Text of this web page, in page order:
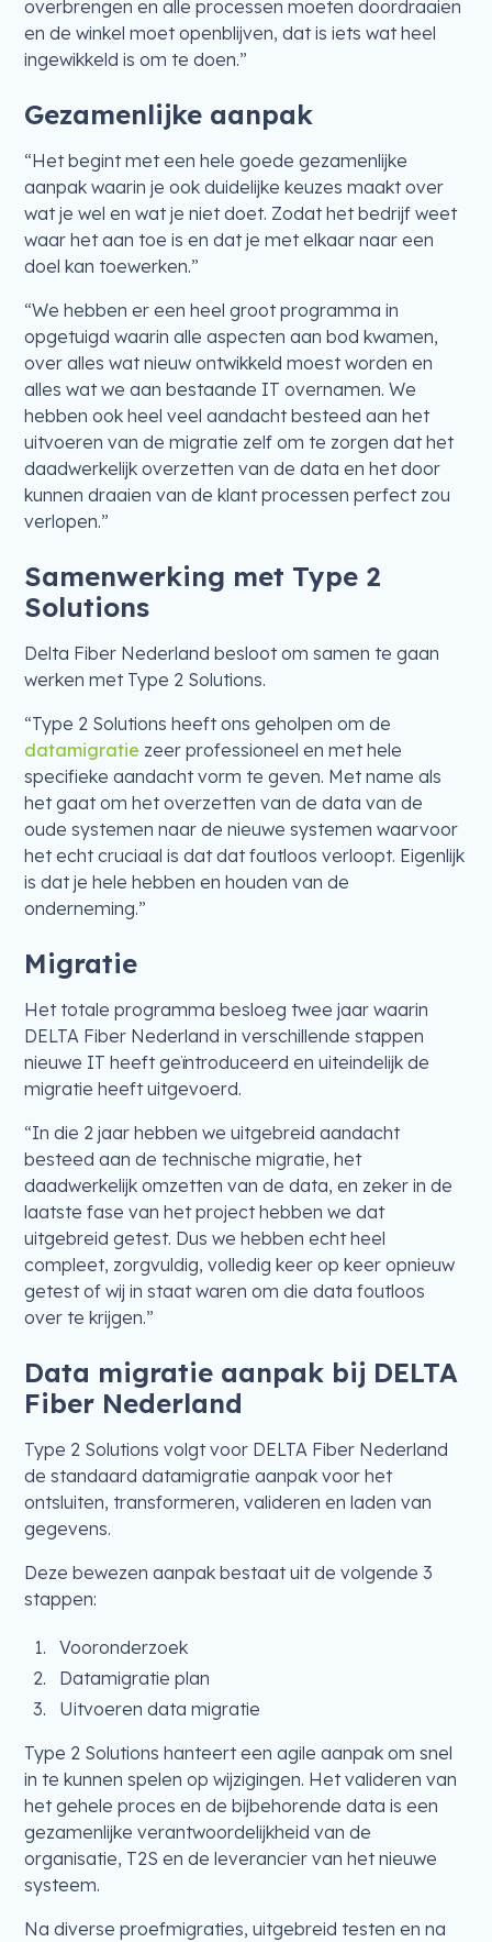
overbrengen en alle processen moeten doordraaien
en de winkel moet openblijven, dat is iets wat heel
ingewikkeld is om te doen.”
Gezamenlijke aanpak
“Het begint met een hele goede gezamenlijke
aanpak waarin je ook duidelijke keuzes maakt over
wat je wel en wat je niet doet. Zodat het bedrijf weet
waar het aan toe is en dat je met elkaar naar een
doel kan toewerken.”
“We hebben er een heel groot programma in
opgetuigd waarin alle aspecten aan bod kwamen,
over alles wat nieuw ontwikkeld moest worden en
alles wat we aan bestaande IT overnamen. We
hebben ook heel veel aandacht besteed aan het
uitvoeren van de migratie zelf om te zorgen dat het
daadwerkelijk overzetten van de data en het door
kunnen draaien van de klant processen perfect zou
verlopen.”
Samenwerking met Type 2
Solutions
Delta Fiber Nederland besloot om samen te gaan
werken met Type 2 Solutions.
“Type 2 Solutions heeft ons geholpen om de
datamigratie zeer professioneel en met hele
specifieke aandacht vorm te geven. Met name als
het gaat om het overzetten van de data van de
oude systemen naar de nieuwe systemen waarvoor
het echt cruciaal is dat dat foutloos verloopt. Eigenlijk
is dat je hele hebben en houden van de
onderneming.”
Migratie
Het totale programma besloeg twee jaar waarin
DELTA Fiber Nederland in verschillende stappen
nieuwe IT heeft geïntroduceerd en uiteindelijk de
migratie heeft uitgevoerd.
“In die 2 jaar hebben we uitgebreid aandacht
besteed aan de technische migratie, het
daadwerkelijk omzetten van de data, en zeker in de
laatste fase van het project hebben we dat
uitgebreid getest. Dus we hebben echt heel
compleet, zorgvuldig, volledig keer op keer opnieuw
getest of wij in staat waren om die data foutloos
over te krijgen.”
Data migratie aanpak bij DELTA
Fiber Nederland
Type 2 Solutions volgt voor DELTA Fiber Nederland
de standaard datamigratie aanpak voor het
ontsluiten, transformeren, valideren en laden van
gegevens.
Deze bewezen aanpak bestaat uit de volgende 3
stappen:
Vooronderzoek
Datamigratie plan
Uitvoeren data migratie
Type 2 Solutions hanteert een agile aanpak om snel
in te kunnen spelen op wijzigingen. Het valideren van
het gehele proces en de bijbehorende data is een
gezamenlijke verantwoordelijkheid van de
organisatie, T2S en de leverancier van het nieuwe
systeem.
Na diverse proefmigraties, uitgebreid testen en na